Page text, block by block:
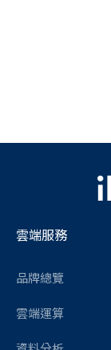
雲端服務
品牌總覽
雲端運算